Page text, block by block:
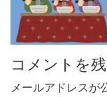
コメントを
メールアドレスが